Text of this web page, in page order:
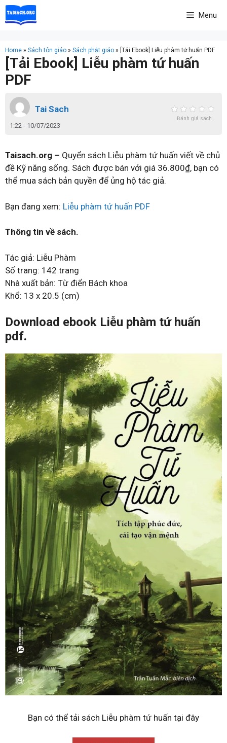
Skip
to
Menu
Home » Sách tôn giáo » Sách phật giáo » [Tải Ebook] Liễu phàm tứ huấn PDF
[Tải Ebook] Liễu phàm tứ huấn
PDF
Tai Sach
1:22 - 10/07/2023
Đánh giá sách
Taisach.org – Quyển sách Liễu phàm tứ huấn viết về chủ
đề Kỹ năng sống. Sách được bán với giá 36.800₫, bạn có
thể mua sách bản quyền để ủng hộ tác giả.
Bạn đang xem: Liễu phàm tứ huấn PDF
Thông tin về sách.
Tác giả: Liễu Phàm
Số trang: 142 trang
Nhà xuất bản: Từ điển Bách khoa
Khổ: 13 x 20.5 (cm)
Download ebook Liễu phàm tứ huấn
pdf.
Bạn có thể tải sách Liễu phàm tứ huấn tại đây